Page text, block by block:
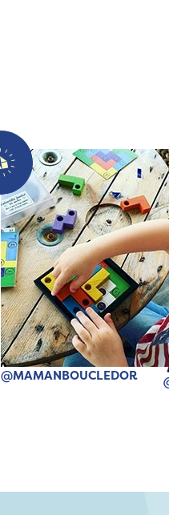
@MAMANBOUCLEDOR